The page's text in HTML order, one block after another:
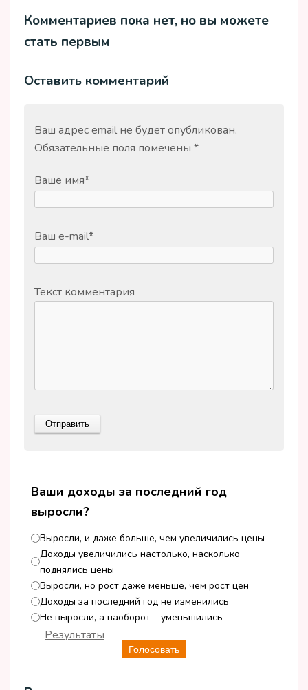
Комментариев пока нет, но вы можете
стать первым
Оставить комментарий
Ваш адрес email не будет опубликован.
Обязательные поля помечены *
Ваше имя*
Ваш e-mail*
Текст комментария
Ваши доходы за последний год
выросли?
Выросли, и даже больше, чем увеличились цены
Доходы увеличились настолько, насколько
поднялись цены
Выросли, но рост даже меньше, чем рост цен
Доходы за последний год не изменились
Не выросли, а наоборот – уменьшились
Голосовать
Результаты